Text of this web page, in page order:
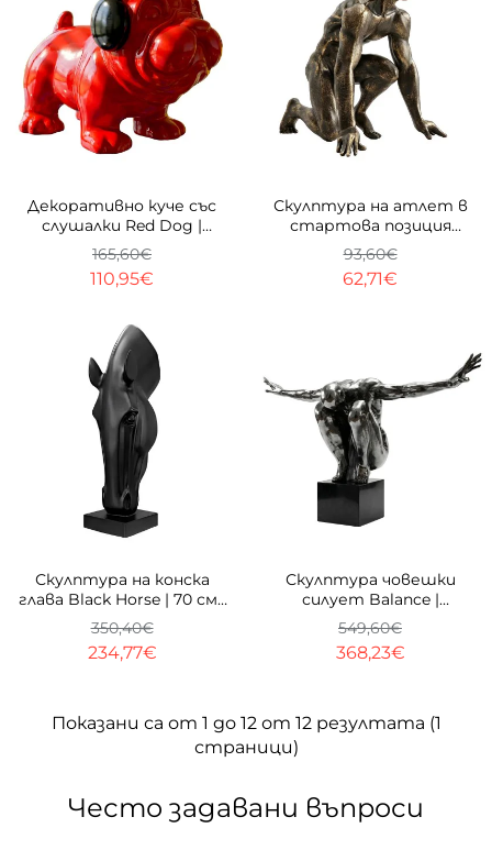
Декоративно куче със
слушалки Red Dog |
Гланцово червено | 29cm
110,95€
165,60€
Скулптура на атлет в
стартова позиция
Runner | 28cm | Бронз
62,71€
93,60€
Скулптура на конска
глава Black Horse | 70 см |
Черна смола
234,77€
350,40€
Скулптура човешки
силует Balance |
Разперени ръце | 90cm
368,23€
549,60€
Показани са от 1 до 12 от 12 резултата (1
страници)
Често задавани въпроси